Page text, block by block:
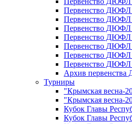
Первенство ДЮФЛ
Первенство ДЮФЛ
Первенство ДЮФЛ
Первенство ДЮФЛ
Первенство ДЮФЛ
Первенство ДЮФЛ
Первенство ДЮФЛ
Архив
Турниры
"Крымская весна-
"Крымская весна-
Кубок Главы
Кубок Главы